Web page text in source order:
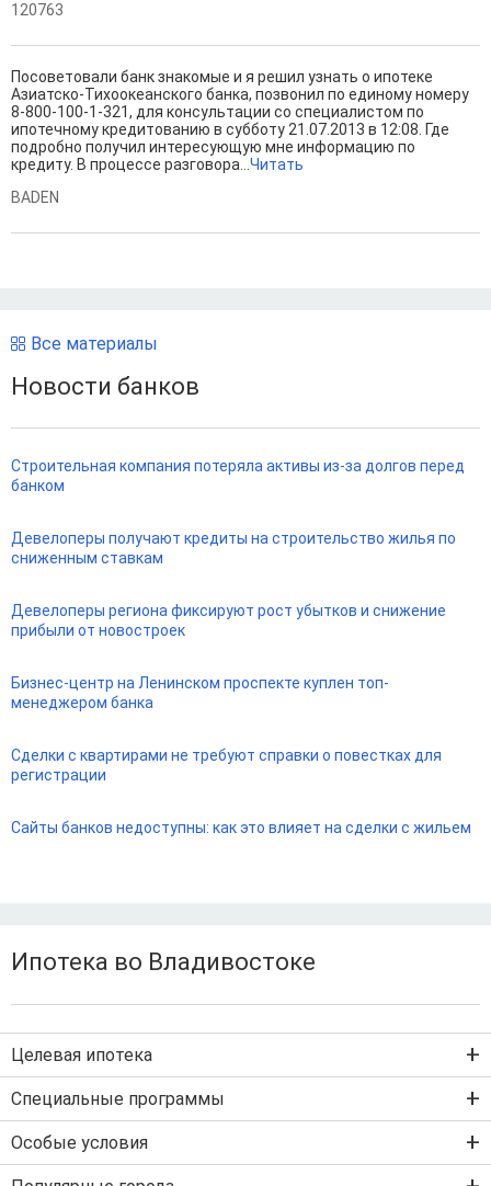
120763
Посоветовали банк знакомые и я решил узнать о ипотеке
Азиатско-Тихоокеанского банка, позвонил по единому номеру
8-800-100-1-321, для консультации со специалистом по
ипотечному кредитованию в субботу 21.07.2013 в 12:08. Где
подробно получил интересующую мне информацию по
кредиту. В процессе разговора... Читать
BADEN
Все материалы
Новости банков
Строительная компания потеряла активы из-за долгов перед
банком
Девелоперы получают кредиты на строительство жилья по
сниженным ставкам
Девелоперы региона фиксируют рост убытков и снижение
прибыли от новостроек
Бизнес-центр на Ленинском проспекте куплен топ-
менеджером банка
Сделки с квартирами не требуют справки о повестках для
регистрации
Сайты банков недоступны: как это влияет на сделки с жильем
Ипотека во Владивостоке
Целевая ипотека
Ипотека на вторичку
Ипотека на строительство дома
Специальные программы
Военная ипотека
Особые условия